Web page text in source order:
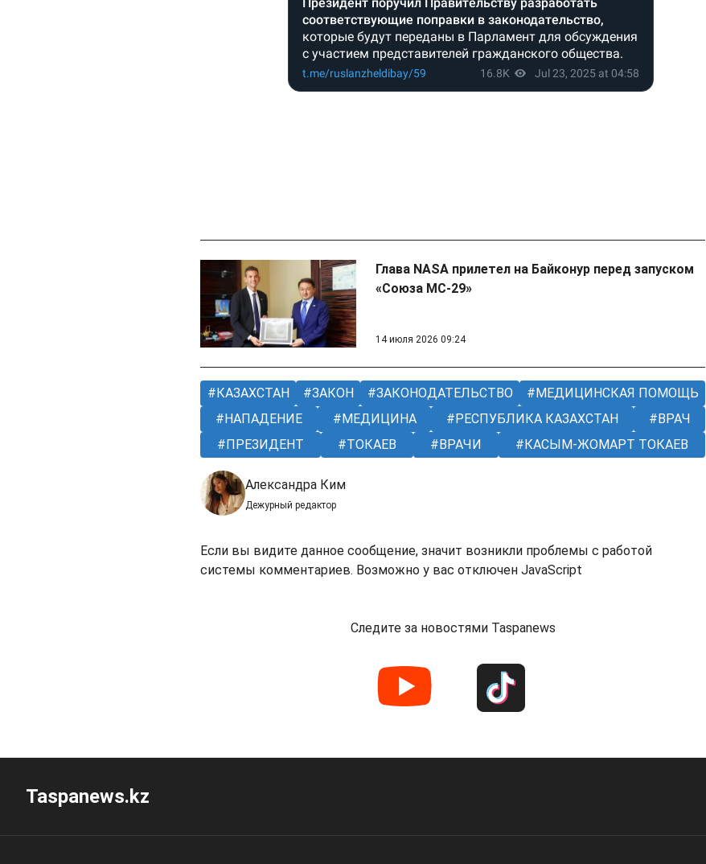
Глава NASA прилетел на Байконур перед запуском
«Союза МС-29»
14 июля 2026 09:24
КАЗАХСТАН ЗАКОН ЗАКОНОДАТЕЛЬСТВО
МЕДИЦИНСКАЯ ПОМОЩЬ
НАПАДЕНИЕ
МЕДИЦИНА РЕСПУБЛИКА КАЗАХСТАН
ВРАЧ
ПРЕЗИДЕНТ
ТОКАЕВ ВРАЧИ КАСЫМ-ЖОМАРТ ТОКАЕВ
Александра Ким
Дежурный редактор
Если вы видите данное сообщение, значит возникли проблемы с работой
системы комментариев. Возможно у вас отключен JavaScript
Следите за новостями Taspanews
Taspanews.kz